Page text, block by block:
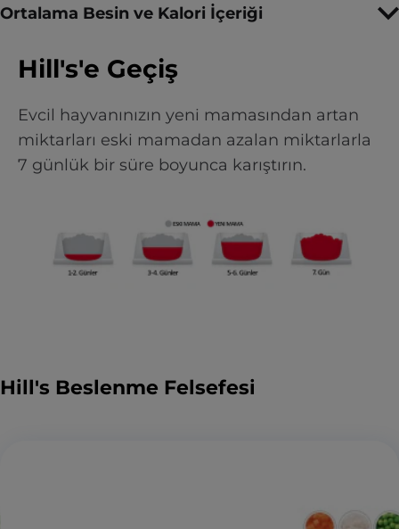
Ortalama Besin ve Kalori İçeriği
Hill's'e Geçiş
Evcil hayvanınızın yeni mamasından artan
miktarları eski mamadan azalan miktarlarla
7 günlük bir süre boyunca karıştırın.
Hill's Beslenme Felsefesi